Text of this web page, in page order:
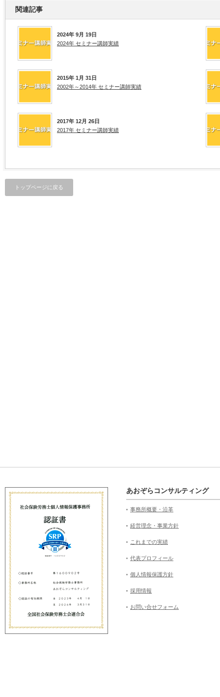
関連記事
2024年 9月 19日
2024年 セミナー講師実績
2015年 1月 31日
2002年～2014年 セミナー講師実績
2017年 12月 26日
2017年 セミナー講師実績
トップページに戻る
あおぞらコンサルティング
事務所概要・沿革
経営理念・事業方針
これまでの実績
代表プロフィール
個人情報保護方針
採用情報
お問い合せフォーム